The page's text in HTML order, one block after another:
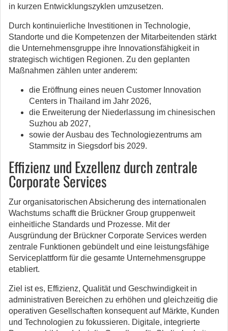
in kurzen Entwicklungszyklen umzusetzen.
Durch kontinuierliche Investitionen in Technologie,
Standorte und die Kompetenzen der Mitarbeitenden stärkt
die Unternehmensgruppe ihre Innovationsfähigkeit in
strategisch wichtigen Regionen. Zu den geplanten
Maßnahmen zählen unter anderem:
die Eröffnung eines neuen Customer Innovation
Centers in Thailand im Jahr 2026,
die Erweiterung der Niederlassung im chinesischen
Suzhou ab 2027,
sowie der Ausbau des Technologiezentrums am
Stammsitz in Siegsdorf bis 2029.
Effizienz und Exzellenz durch zentrale
Corporate Services
Zur organisatorischen Absicherung des internationalen
Wachstums schafft die Brückner Group gruppenweit
einheitliche Standards und Prozesse. Mit der
Ausgründung der Brückner Corporate Services werden
zentrale Funktionen gebündelt und eine leistungsfähige
Serviceplattform für die gesamte Unternehmensgruppe
etabliert.
Ziel ist es, Effizienz, Qualität und Geschwindigkeit in
administrativen Bereichen zu erhöhen und gleichzeitig die
operativen Gesellschaften konsequent auf Märkte, Kunden
und Technologien zu fokussieren. Digitale, integrierte